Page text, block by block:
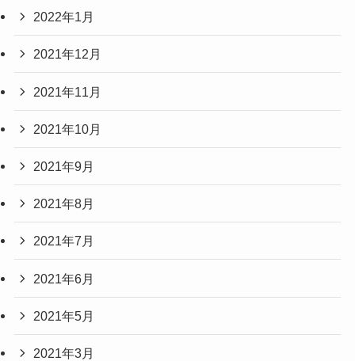
2022年1月
2021年12月
2021年11月
2021年10月
2021年9月
2021年8月
2021年7月
2021年6月
2021年5月
2021年3月